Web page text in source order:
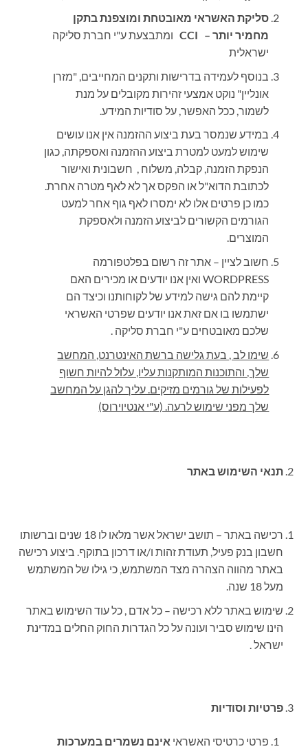
סליקת האשראי מאובטחת ומוצפנת בתקן
מחמיר יותר – CCI ומתבצעת ע"י חברת סליקה
ישראלית
בנוסף לעמידה בדרישות ותקנים המחייבים, "מזרן
אונליין" נוקט אמצעי זהירות מקובלים על מנת
לשמור, ככל האפשר, על סודיות המידע.
במידע שנמסר בעת ביצוע ההזמנה אין אנו עושים
שימוש למעט למטרת ביצוע ההזמנה ואספקתה, כגון
הנפקת הזמנה, קבלה, משלוח , חשבונית ואישור
לכתובת הדוא"ל או הפקס אך לא לאף מטרה אחרת.
כמו כן פרטים אלו לא ימסרו לאף גוף אחר למעט
הגורמים הקשורים לביצוע הזמנה ולאספקת
המוצרים.
חשוב לציין – אתר זה רשום בפלטפורמה
WORDPRESS ואין אנו יודעים או מכירים האם
קיימת להם גישה למידע של לקוחותנו וכיצד הם
ישתמשו בו אם זאת אנו יודעים שפרטי האשראי
שלכם מאובטחים ע"י חברת סליקה .
שימו לב , בעת גלישה ברשת האינטרנט, המחשב
שלך, והתוכנות המותקנות עליו, עלול להיות חשוף
לפעילות של גורמים מזיקים. עליך להגן על המחשב
שלך מפני שימוש לרעה. (ע"י אנטיוירוס)
תנאי השימוש באתר
רכישה באתר – תושב ישראל אשר מלאו לו 18 שנים וברשותו
חשבון בנק פעיל, תעודת זהות ו/או דרכון בתוקף. ביצוע רכישה
באתר מהווה הצהרה מצד המשתמש, כי גילו של המשתמש
מעל 18 שנה.
שימוש באתר ללא רכישה – כל אדם , כל עוד השימוש באתר
הינו שימוש סביר ועונה על כל הגדרות החוק החלים במדינת
ישראל .
פרטיות וסודיות
פרטי כרטיסי האשראי אינם נשמרים במערכות